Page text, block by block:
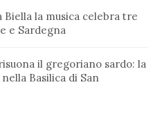
Biella la musica celebra tre
e Sardegna
il gregoriano sardo: la
Basilica di San